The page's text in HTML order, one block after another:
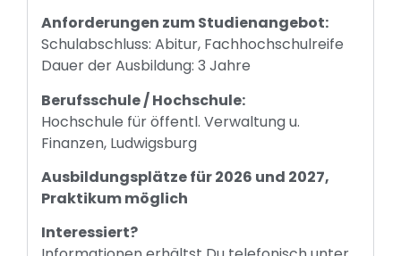
Anforderungen zum Studienangebot:
Schulabschluss: Abitur, Fachhochschulreife
Dauer der Ausbildung: 3 Jahre
Berufsschule / Hochschule:
Hochschule für öffentl. Verwaltung u.
Finanzen, Ludwigsburg
Ausbildungsplätze für 2026 und 2027,
Praktikum möglich
Interessiert?